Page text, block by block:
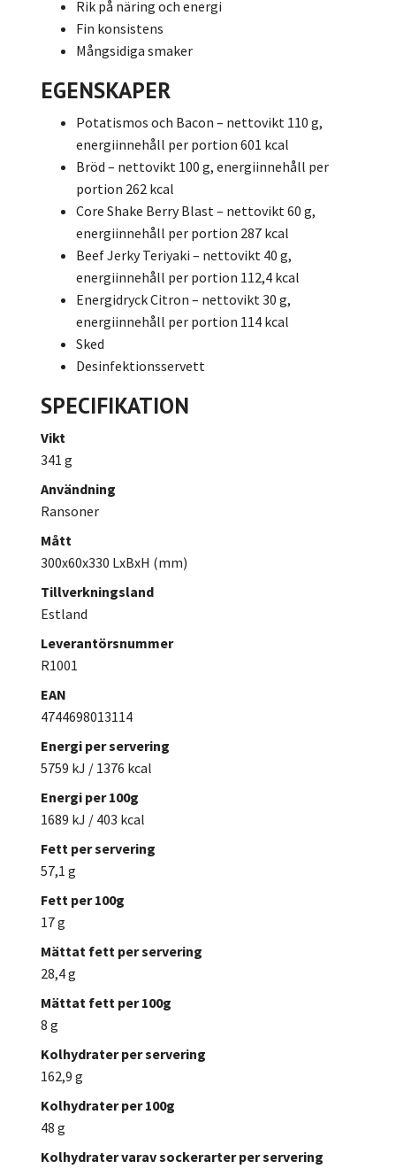
Rik på näring och energi
Fin konsistens
Mångsidiga smaker
EGENSKAPER
Potatismos och Bacon – nettovikt 110 g,
energiinnehåll per portion 601 kcal
Bröd – nettovikt 100 g, energiinnehåll per
portion 262 kcal
Core Shake Berry Blast – nettovikt 60 g,
energiinnehåll per portion 287 kcal
Beef Jerky Teriyaki – nettovikt 40 g,
energiinnehåll per portion 112,4 kcal
Energidryck Citron – nettovikt 30 g,
energiinnehåll per portion 114 kcal
Sked
Desinfektionsservett
SPECIFIKATION
Vikt
341 g
Användning
Ransoner
Mått
300x60x330 LxBxH (mm)
Tillverkningsland
Estland
Leverantörsnummer
R1001
EAN
4744698013114
Energi per servering
5759 kJ / 1376 kcal
Energi per 100g
1689 kJ / 403 kcal
Fett per servering
57,1 g
Fett per 100g
17 g
Mättat fett per servering
28,4 g
Mättat fett per 100g
8 g
Kolhydrater per servering
162,9 g
Kolhydrater per 100g
48 g
Kolhydrater varav sockerarter per servering